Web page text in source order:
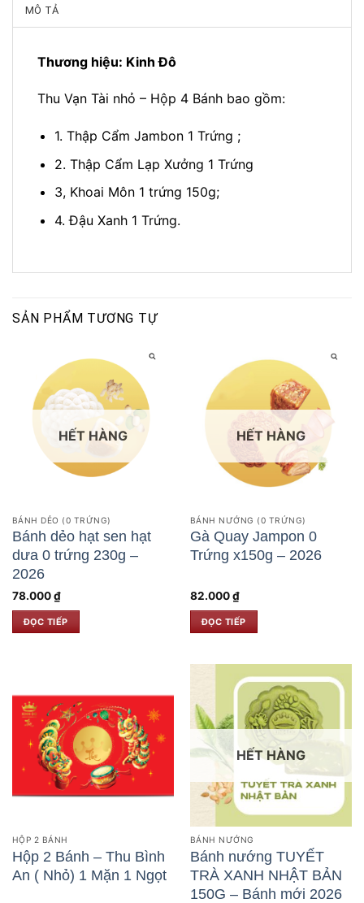
MÔ TẢ
Thương hiệu: Kinh Đô
Thu Vạn Tài nhỏ – Hộp 4 Bánh bao gồm:
1. Thập Cẩm Jambon 1 Trứng ;
2. Thập Cẩm Lạp Xưởng 1 Trứng
3, Khoai Môn 1 trứng 150g;
4. Đậu Xanh 1 Trứng.
SẢN PHẨM TƯƠNG TỰ
HẾT HÀNG
BÁNH DẺO (0 TRỨNG)
Bánh dẻo hạt sen hạt
dưa 0 trứng 230g –
2026
78.000₫
ĐỌC TIẾP
HẾT HÀNG
BÁNH NƯỚNG (0 TRỨNG)
Gà Quay Jampon 0
Trứng x150g – 2026
82.000₫
ĐỌC TIẾP
HỘP 2 BÁNH
Hộp 2 Bánh – Thu Bình
An ( Nhỏ) 1 Mặn 1 Ngọt
HẾT HÀNG
BÁNH NƯỚNG
Bánh nướng TUYẾT
TRÀ XANH NHẬT BẢN
150G – Bánh mới 2026